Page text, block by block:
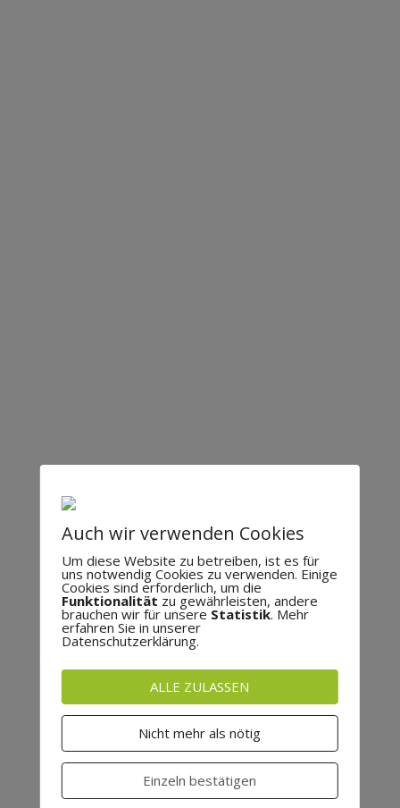
Auch wir verwenden Cookies
Um diese Website zu betreiben, ist es für
uns notwendig Cookies zu verwenden. Einige
Cookies sind erforderlich, um die
Funktionalität zu gewährleisten, andere
brauchen wir für unsere Statistik. Mehr
erfahren Sie in unserer
Datenschutzerklärung.
ALLE ZULASSEN
Nicht mehr als nötig
Einzeln bestätigen